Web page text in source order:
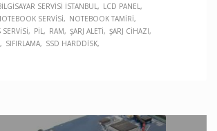
SERVISI İSTANBUL
LCD PANEL
SERVISI
NOTEBOOK TAMIRI
SERVISI
PIL RAM ŞARJ ALETI
ŞARJ CIHAZI
SIFIRLAMA SSD HARDDISK